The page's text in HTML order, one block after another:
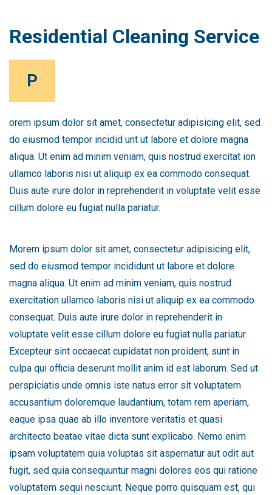
Residential Cleaning Service
P
orem ipsum dolor sit amet, consectetur adipisicing elit, sed
do eiusmod tempor incidid unt ut labore et dolore magna
aliqua. Ut enim ad minim veniam, quis nostrud exercitat ion
ullamco laboris nisi ut aliquip ex ea commodo consequat.
Duis aute irure dolor in reprehenderit in voluptate velit esse
cillum dolore eu fugiat nulla pariatur.
Morem ipsum dolor sit amet, consectetur adipisicing elit,
sed do eiusmod tempor incididunt ut labore et dolore
magna aliqua. Ut enim ad minim veniam, quis nostrud
exercitation ullamco laboris nisi ut aliquip ex ea commodo
consequat. Duis aute irure dolor in reprehenderit in
voluptate velit esse cillum dolore eu fugiat nulla pariatur.
Excepteur sint occaecat cupidatat non proident, sunt in
culpa qui officia deserunt mollit anim id est laborum. Sed ut
perspiciatis unde omnis iste natus error sit voluptatem
accusantium doloremque laudantium, totam rem aperiam,
eaque ipsa quae ab illo inventore veritatis et quasi
architecto beatae vitae dicta sunt explicabo. Nemo enim
ipsam voluptatem quia voluptas sit aspernatur aut odit aut
fugit, sed quia consequuntur magni dolores eos qui ratione
voluptatem sequi nesciunt. Neque porro quisquam est, qui